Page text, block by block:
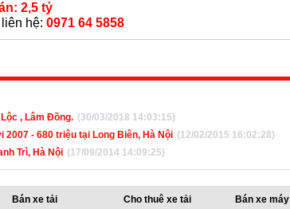
2,5 tỷ
hệ: 0971 64 5858
, Lâm Đồng. (30/03/2018 14:03:15)
- 680 triệu tại Long Biên, Hà Nội (12/02/2015 16:02:28)
Trì, Hà Nội (17/09/2014 14:09:25)
Bán xe tải
Cho thuê xe tải
Bán xe máy